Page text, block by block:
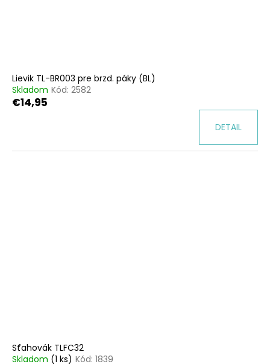
Lievik TL-BR003 pre brzd. páky (BL)
Skladom Kód: 2582
€14,95
DETAIL
Sťahovák TLFC32
Skladom (1 ks) Kód: 1839